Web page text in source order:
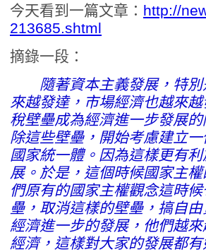
今天看到一篇文章： http://
213685.shtml
摘錄一段：
隨著資本主義發展，特別
來越發達，市場經濟也越來
稅壁壘成為經濟進一步發展
除這些壁壘，開始考慮建立
國家統一體。因為這樣更有
展。於是，這個時候國家主
們原有的國家主權觀念這時
壘，取消這樣的壁壘，搞自
經濟進一步的發展，他們越
經濟，這樣對大家的發展都